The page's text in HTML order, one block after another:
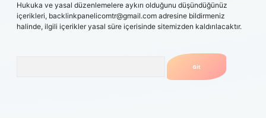
Hukuka ve yasal düzenlemelere aykırı olduğunu düşündüğünüz
içerikleri, backlinkpanelicomtr@gmail.com adresine bildirmeniz
halinde, ilgili içerikler yasal süre içerisinde sitemizden kaldırılacaktır.